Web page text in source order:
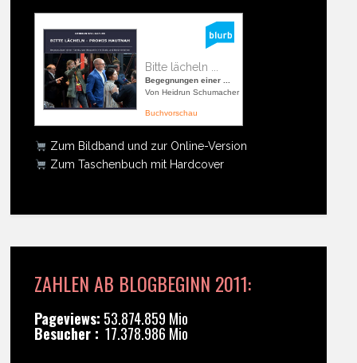
Bitte lächeln ...
Begegnungen einer ...
Von Heidrun Schumacher
Buchvorschau
Zum Bildband und zur Online-Version
Zum Taschenbuch mit Hardcover
ZAHLEN AB BLOGBEGINN 2011:
Pageviews: 53.874.859 Mio
Besucher : 17.378.986 Mio